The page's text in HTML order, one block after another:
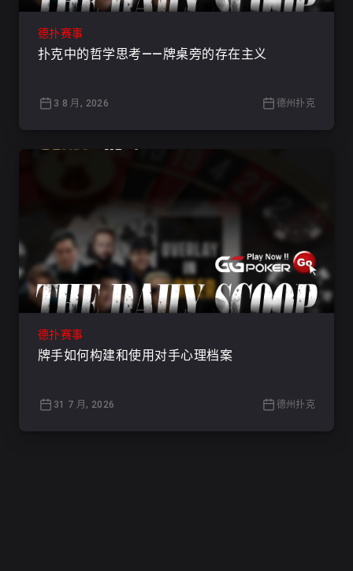
德扑赛事
扑克中的哲学思考——牌桌旁的存在主义
3 8 月, 2026 德州扑克
德扑赛事
牌手如何构建和使用对手心理档案
31 7 月, 2026 德州扑克